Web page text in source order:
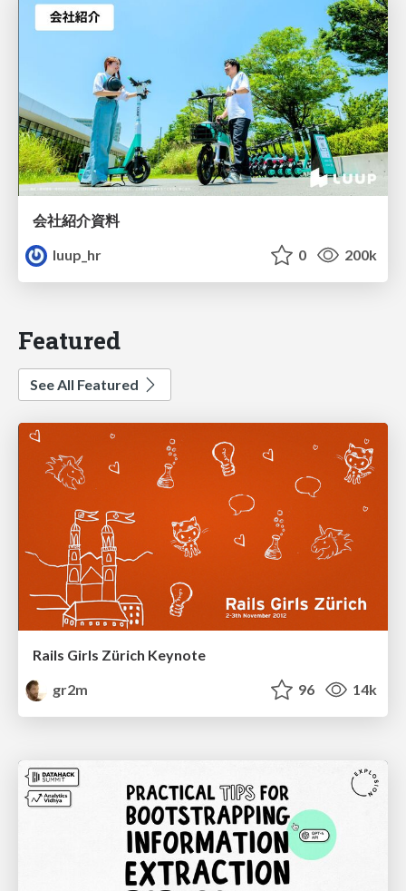
会社紹介資料
luup_hr
0 200k
Featured
See All Featured
Rails Girls Zürich Keynote
gr2m
96 14k